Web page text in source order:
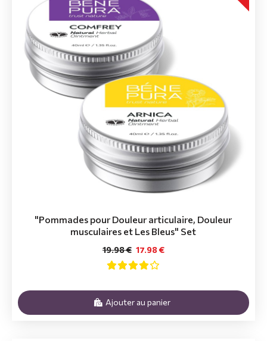
"Pommades pour Douleur articulaire, Douleur
musculaires et Les Bleus" Set
17.98 €
19.98 €
Ajouter au panier